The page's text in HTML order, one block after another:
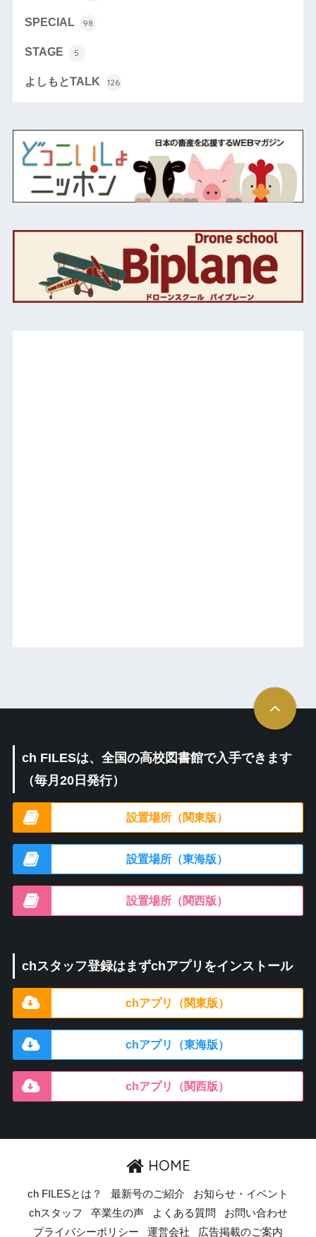
SPECIAL 98
STAGE 5
よしもとTALK 126
ch FILESは、全国の高校図書館で入手できます
（毎月20日発行）
設置場所（関東版）
設置場所（東海版）
設置場所（関西版）
chスタッフ登録はまずchアプリをインストール
chアプリ（関東版）
chアプリ（東海版）
chアプリ（関西版）
HOME
ch FILESとは？ 最新号のご紹介
お知らせ・イベント
chスタッフ
卒業生の声 よくある質問
お問い合わせ
プライバシーポリシー
運営会社 広告掲載のご案内